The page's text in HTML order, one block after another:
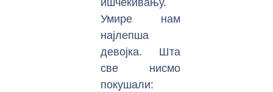
ишчекивању.
Умире нам
најлепша
девојка. Шта
све нисмо
покушали: